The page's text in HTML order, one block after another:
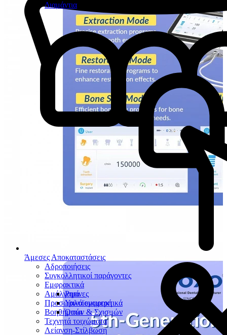
Διαμάντια
Άμεσες Αποκαταστάσεις
Αδροποιήσεις
Συγκολλητικοί παράγοντες
Εμφρακτικά
Ρητίνες
Υαλοϊονομερή
Οπών & Σχισμών
Αμάλγαμα
Προσωρινά εμφρακτικά
Βοηθήματα
Τεχνητά τοιχώματα
Λείανση-Στίλβωση